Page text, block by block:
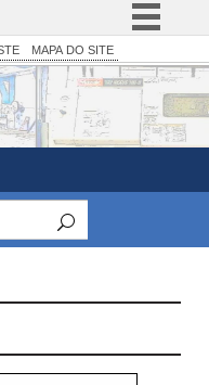
Simplifique!
Comunica BR
Participe
Legislação
Canais
MAPA DO SITE